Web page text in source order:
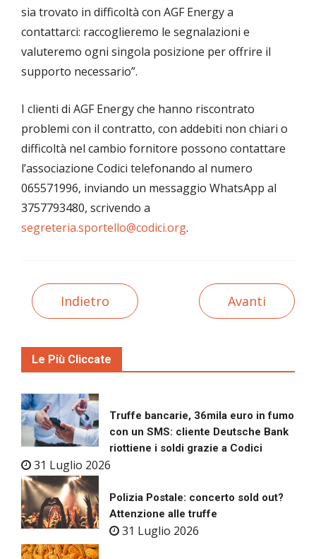
sia trovato in difficoltà con AGF Energy a
contattarci: raccoglieremo le segnalazioni e
valuteremo ogni singola posizione per offrire il
supporto necessario”.
I clienti di AGF Energy che hanno riscontrato
problemi con il contratto, con addebiti non chiari o
difficoltà nel cambio fornitore possono contattare
l’associazione Codici telefonando al numero
065571996, inviando un messaggio WhatsApp al
3757793480, scrivendo a
segreteria.sportello@codici.org.
Indietro Avanti
Le Più Cliccate
Truffe bancarie, 36mila euro in fumo
con un SMS: cliente Deutsche Bank
riottiene i soldi grazie a Codici
31 Luglio 2026
Polizia Postale: concerto sold out?
Attenzione alle truffe
31 Luglio 2026